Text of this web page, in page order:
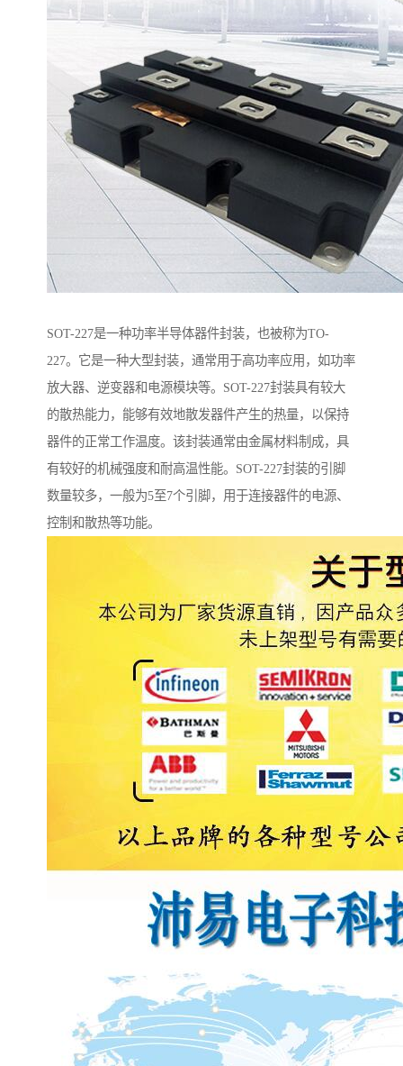
SOT-227是一种功率半导体器件封装，也被称为TO-
227。它是一种大型封装，通常用于高功率应用，如功率
放大器、逆变器和电源模块等。SOT-227封装具有较大
的散热能力，能够有效地散发器件产生的热量，以保持
器件的正常工作温度。该封装通常由金属材料制成，具
有较好的机械强度和耐高温性能。SOT-227封装的引脚
数量较多，一般为5至7个引脚，用于连接器件的电源、
控制和散热等功能。